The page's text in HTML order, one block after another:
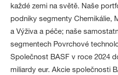
každé zemi na světě. Naše
podniky segmenty Chemikálie,
a Výživa a péče; naše
segmentech Povrchové
Společnost BASF v roce 2024
miliardy eur. Akcie společnosti